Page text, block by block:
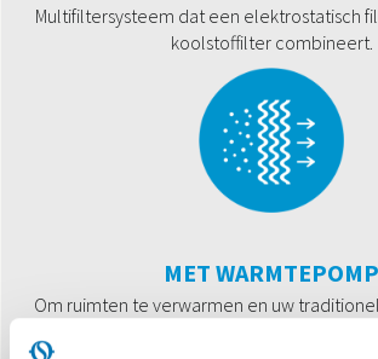
Multifiltersysteem dat een elektrostatisch
koolstoffilter combineert.
MET WARMTEPOMP
Om ruimten te verwarmen en uw